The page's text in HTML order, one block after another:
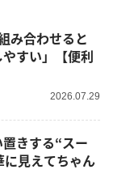
み合わせると
やすい」【便利
2026.07.29
置きする“スー
見えてちゃん